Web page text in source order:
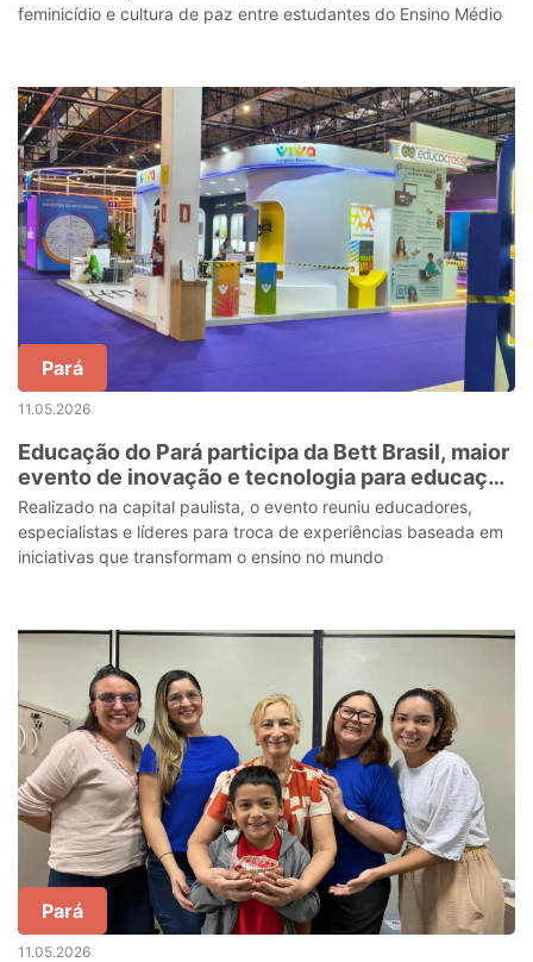
feminicídio e cultura de paz entre estudantes do Ensino Médio
Pará
11.05.2026
Educação do Pará participa da Bett Brasil, maior
evento de inovação e tecnologia para educação
na América Latina
Realizado na capital paulista, o evento reuniu educadores,
especialistas e líderes para troca de experiências baseada em
iniciativas que transformam o ensino no mundo
Pará
11.05.2026